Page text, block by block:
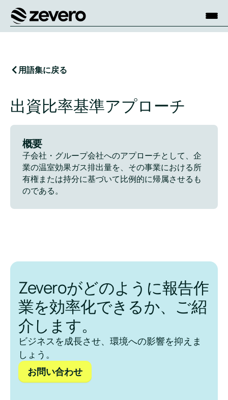
ホーム
用語集に戻る
出資比率基準アプローチ
概要
子会社・グループ会社へのアプローチとして、企
業の温室効果ガス排出量を、その事業における所
有権または持分に基づいて比例的に帰属させるも
のである。
Zeveroがどのように報告作
業を効率化できるか、ご紹
介します。
ビジネスを成長させ、環境への影響を抑えま
しょう。
お問い合わせ